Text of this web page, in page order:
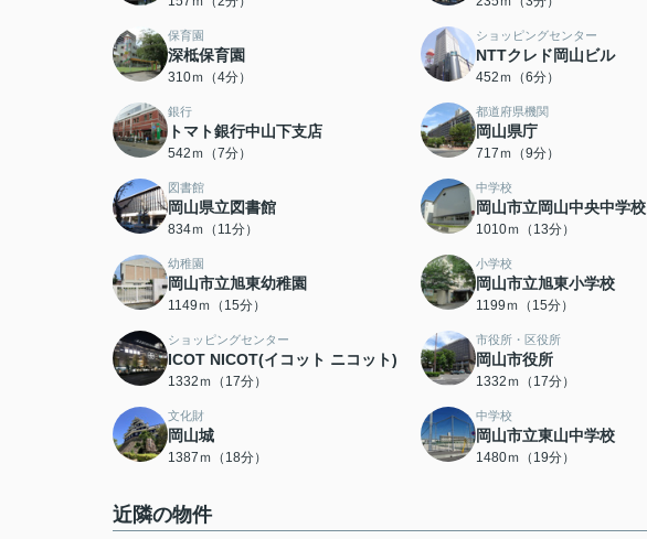
保育園
深柢保育園
310ｍ（4分）
ショッピングセンター
NTTクレド岡山ビル
452ｍ（6分）
銀行
トマト銀行中山下支店
542ｍ（7分）
都道府県機関
岡山県庁
717ｍ（9分）
図書館
岡山県立図書館
834ｍ（11分）
中学校
岡山市立岡山中央中学校
1010ｍ（13分）
幼稚園
岡山市立旭東幼稚園
1149ｍ（15分）
小学校
岡山市立旭東小学校
1199ｍ（15分）
ショッピングセンター
ICOT NICOT(イコット ニコット)
1332ｍ（17分）
市役所・区役所
岡山市役所
1332ｍ（17分）
文化財
岡山城
1387ｍ（18分）
中学校
岡山市立東山中学校
1480ｍ（19分）
近隣の物件